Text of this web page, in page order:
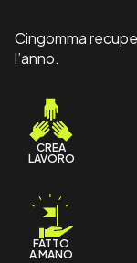
Cingomma
l’anno.
CREA
LAVORO
FATTO
A MANO